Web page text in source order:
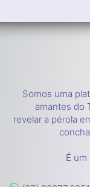
Somos uma
amantes do
revelar a pérola
É